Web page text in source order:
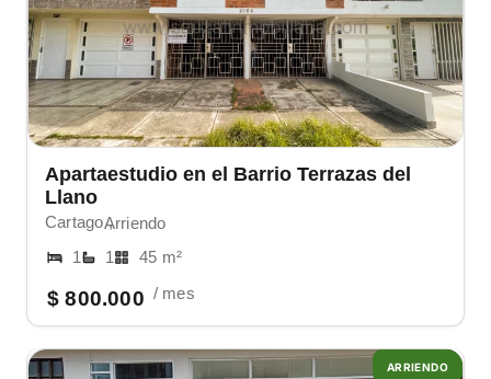
Apartaestudio en el Barrio Terrazas del
Llano
Cartago ,Arriendo
1
1 45 m²
$ 800.000 / mes
ARRIENDO